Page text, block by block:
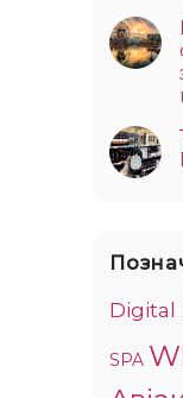
Digital
SPA